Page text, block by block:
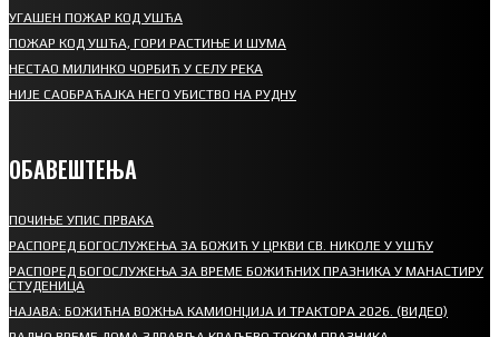
УГАШЕН ПОЖАР КОД УШЋА
ПОЖАР КОД УШЋА, ГОРИ РАСТИЊЕ И ШУМА
НЕСТАО МИЛИНКО ЧОРБИЋ У СЕЛУ РЕКА
НИЈЕ САОБРАЋАЈКА НЕГО УБИСТВО НА РУДНУ
ОБАВЕШТЕЊА
ПОЧИЊЕ УПИС ПРВАКА
РАСПОРЕД БОГОСЛУЖЕЊА ЗА БОЖИЋ У ЦРКВИ СВ. НИКОЛЕ У УШЋУ
РАСПОРЕД БОГОСЛУЖЕЊА ЗА ВРЕМЕ БОЖИЋНИХ ПРАЗНИКА У МАНАСТИРУ
СТУДЕНИЦА
НАЈАВА: БОЖИЋНА ВОЖЊА КАМИОНЏИЈА И ТРАКТОРА 2026. (ВИДЕО)